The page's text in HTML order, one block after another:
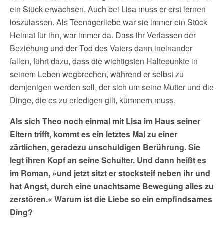
ein Stück erwachsen. Auch bei Lisa muss er erst lernen
loszulassen. Als Teenagerliebe war sie immer ein Stück
Heimat für ihn, war immer da. Dass ihr Verlassen der
Beziehung und der Tod des Vaters dann ineinander
fallen, führt dazu, dass die wichtigsten Haltepunkte in
seinem Leben wegbrechen, während er selbst zu
demjenigen werden soll, der sich um seine Mutter und die
Dinge, die es zu erledigen gilt, kümmern muss.
Als sich Theo noch einmal mit Lisa im Haus seiner
Eltern trifft, kommt es ein letztes Mal zu einer
zärtlichen, geradezu unschuldigen Berührung. Sie
legt ihren Kopf an seine Schulter. Und dann heißt es
im Roman, »und jetzt sitzt er stocksteif neben ihr und
hat Angst, durch eine unachtsame Bewegung alles zu
zerstören.« Warum ist die Liebe so ein empfindsames
Ding?